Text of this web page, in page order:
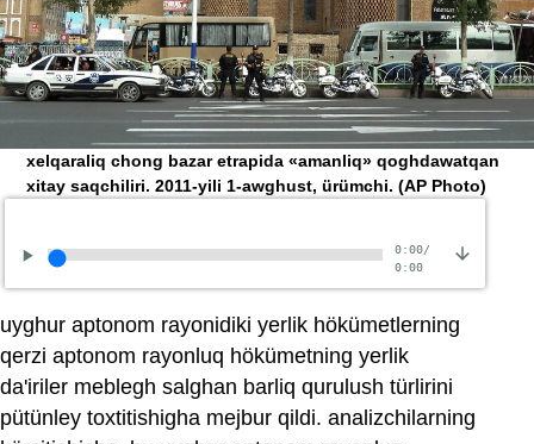
xelqaraliq chong bazar etrapida «amanliq» qoghdawatqan
xitay saqchiliri. 2011-yili 1-awghust, ürümchi.(AP Photo)
0:00/
0:00
uyghur aptonom rayonidiki yerlik hökümetlerning
qerzi aptonom rayonluq hökümetning yerlik
da'iriler meblegh salghan barliq qurulush türlirini
pütünley toxtitishigha mejbur qildi. analizchilarning